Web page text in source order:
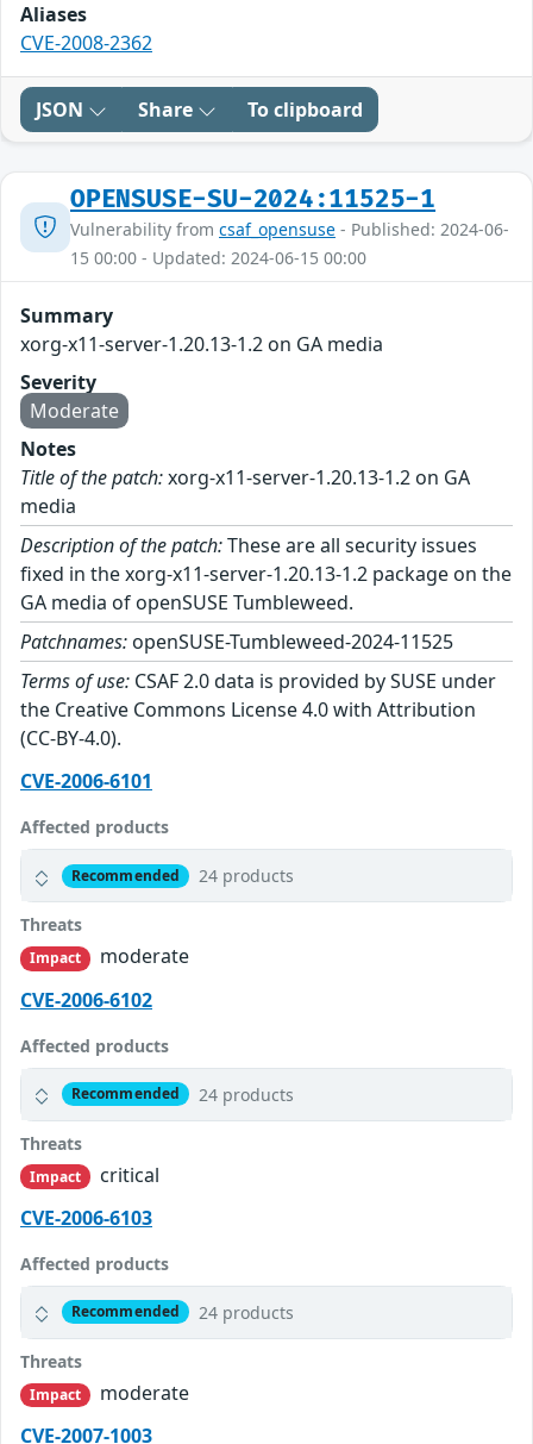
Aliases
CVE-2008-2362
JSON Share To clipboard
OPENSUSE-SU-2024:11525-1
Vulnerability from csaf_opensuse - Published: 2024-06-
15 00:00 - Updated: 2024-06-15 00:00
Summary
xorg-x11-server-1.20.13-1.2 on GA media
Severity
Moderate
Notes
Title of the patch:xorg-x11-server-1.20.13-1.2 on GA
media
Description of the patch:These are all security issues
fixed in the xorg-x11-server-1.20.13-1.2 package on the
GA media of openSUSE Tumbleweed.
Patchnames: openSUSE-Tumbleweed-2024-11525
Terms of use: CSAF 2.0 data is provided by SUSE under
the Creative Commons License 4.0 with Attribution
(CC-BY-4.0).
CVE-2006-6101
Affected products
Recommended 24 products
Threats
Impact
moderate
CVE-2006-6102
Affected products
Recommended 24 products
Threats
Impact
critical
CVE-2006-6103
Affected products
Recommended 24 products
Threats
Impact
moderate
CVE-2007-1003